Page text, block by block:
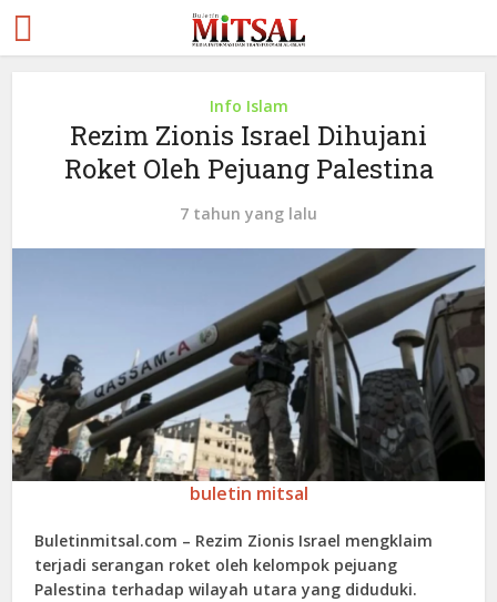
Info Islam
Rezim Zionis Israel Dihujani
Roket Oleh Pejuang Palestina
7 tahun yang lalu
buletin mitsal
Buletinmitsal.com – Rezim Zionis Israel mengklaim
terjadi serangan roket oleh kelompok pejuang
Palestina terhadap wilayah utara yang diduduki.